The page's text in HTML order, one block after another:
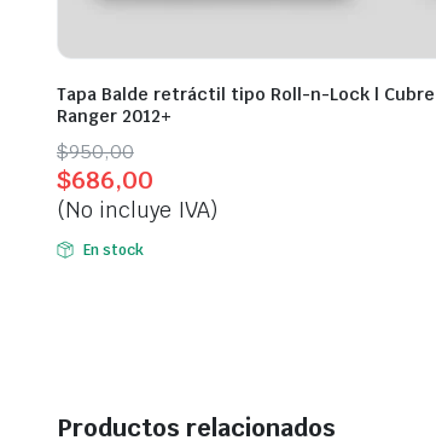
Tapa Balde retráctil tipo Roll-n-Lock |
Ranger 2012+
$950,00
Original
price
was:
$950,00.
$686,00
Current
price
is:
$686,00.
(No incluye IVA)
En stock
Productos relacionados